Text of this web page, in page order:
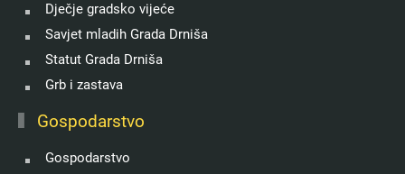
Dječje gradsko vijeće
Savjet mladih Grada Drniša
Statut Grada Drniša
Grb i zastava
Gospodarstvo
Gospodarstvo